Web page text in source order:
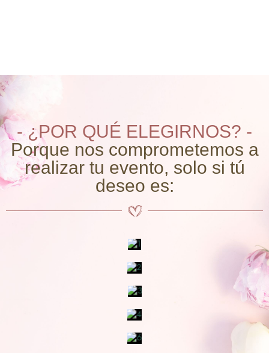
- ¿POR QUÉ ELEGIRNOS? -
Porque nos comprometemos a
realizar tu evento, solo si tú
deseo es: